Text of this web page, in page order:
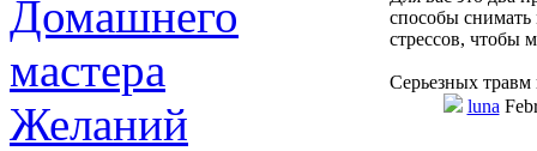
Домашнего
мастера
Желаний
способы снимать
стрессов, чтобы
Серьезных травм
luna